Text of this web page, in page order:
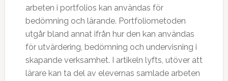
arbeten i portfolios kan användas för
bedömning och lärande. Portfoliometoden
utgår bland annat ifrån hur den kan användas
för utvärdering, bedömning och undervisning i
skapande verksamhet. I artikeln lyfts, utöver att
lärare kan ta del av elevernas samlade arbeten